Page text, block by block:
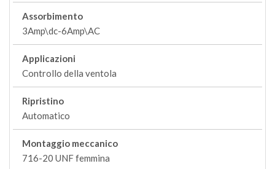
Assorbimento
3Amp\dc-6Amp\AC
Applicazioni
Controllo della ventola
Ripristino
Automatico
Montaggio meccanico
716-20 UNF femmina